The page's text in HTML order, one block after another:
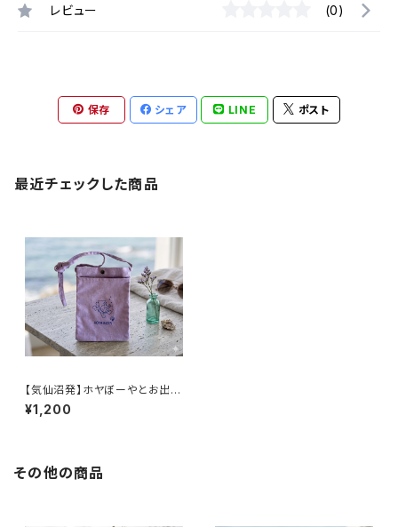
レビュー (0)
保存 シェア LINE ポスト
最近チェックした商品
【気仙沼発】ホヤぼーやとお出か
け！カラフル・キャンバスサコッシ
ュ
¥1,200
その他の商品